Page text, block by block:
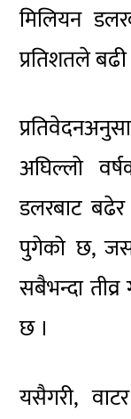
मिलियन
प्रतिशतले बढी
अघिल्लो
डलरबाट
पुगेको छ,
सबैभन्दा
छ ।
यसैगरी,